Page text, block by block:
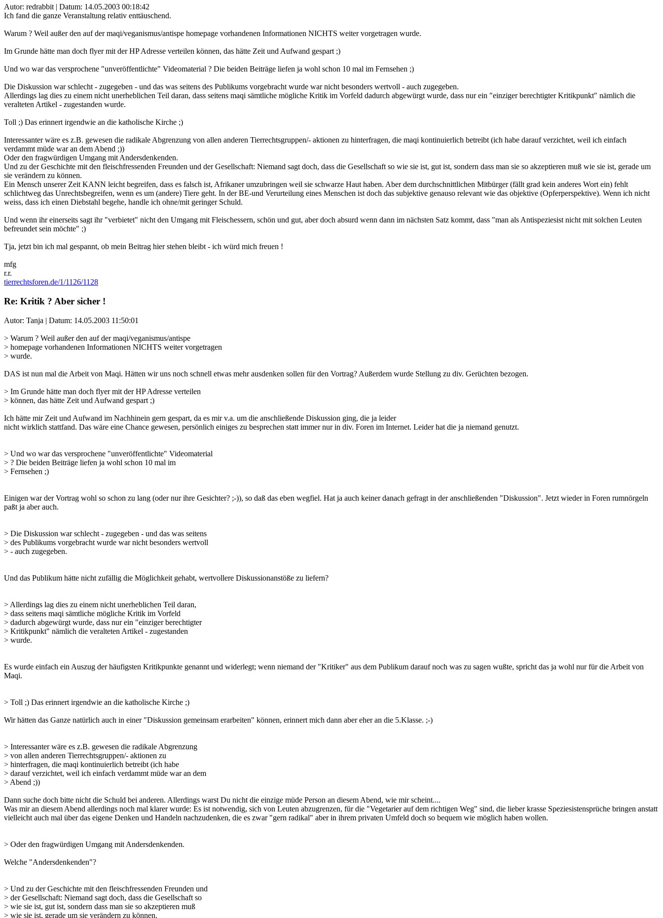
Autor: redrabbit | Datum: 14.05.2003 00:18:42
Ich fand die ganze Veranstaltung relativ enttäuschend.
Warum ? Weil außer den auf der maqi/veganismus/antispe homepage vorhandenen Informationen NICHTS weiter vorgetragen wurde.
Im Grunde hätte man doch flyer mit der HP Adresse verteilen können, das hätte Zeit und Aufwand gespart ;)
Und wo war das versprochene "unveröffentlichte" Videomaterial ? Die beiden Beiträge liefen ja wohl schon 10 mal im Fernsehen ;)
Die Diskussion war schlecht - zugegeben - und das was seitens des Publikums vorgebracht wurde war nicht besonders wertvoll - auch zugegeben.
Allerdings lag dies zu einem nicht unerheblichen Teil daran, dass seitens maqi sämtliche mögliche Kritik im Vorfeld dadurch abgewürgt wurde, dass nur ein "einziger berechtigter Kritikpunkt" nämlich die
veralteten Artikel - zugestanden wurde.
Toll ;) Das erinnert irgendwie an die katholische Kirche ;)
Interessanter wäre es z.B. gewesen die radikale Abgrenzung von allen anderen Tierrechtsgruppen/- aktionen zu hinterfragen, die maqi kontinuierlich betreibt (ich habe darauf verzichtet, weil ich einfach
verdammt müde war an dem Abend ;))
Oder den fragwürdigen Umgang mit Andersdenkenden.
Und zu der Geschichte mit den fleischfressenden Freunden und der Gesellschaft: Niemand sagt doch, dass die Gesellschaft so wie sie ist, gut ist, sondern dass man sie so akzeptieren muß wie sie ist, gerade um
sie verändern zu können.
Ein Mensch unserer Zeit KANN leicht begreifen, dass es falsch ist, Afrikaner umzubringen weil sie schwarze Haut haben. Aber dem durchschnittlichen Mitbürger (fällt grad kein anderes Wort ein) fehlt
schlichtweg das Unrechtsbegreifen, wenn es um (andere) Tiere geht. In der BE-und Verurteilung eines Menschen ist doch das subjektive genauso relevant wie das objektive (Opferperspektive). Wenn ich nicht
weiss, dass ich einen Diebstahl begehe, handle ich ohne/mit geringer Schuld.
Und wenn ihr einerseits sagt ihr "verbietet" nicht den Umgang mit Fleischessern, schön und gut, aber doch absurd wenn dann im nächsten Satz kommt, dass "man als Antispeziesist nicht mit solchen Leuten
befreundet sein möchte" ;)
Tja, jetzt bin ich mal gespannt, ob mein Beitrag hier stehen bleibt - ich würd mich freuen !
mfg
r.r.
tierrechtsforen.de/1/1126/1128
Re: Kritik ? Aber sicher !
Autor: Tanja | Datum: 14.05.2003 11:50:01
> Warum ? Weil außer den auf der maqi/veganismus/antispe
> homepage vorhandenen Informationen NICHTS weiter vorgetragen
> wurde.
DAS ist nun mal die Arbeit von Maqi. Hätten wir uns noch schnell etwas mehr ausdenken sollen für den Vortrag? Außerdem wurde Stellung zu div. Gerüchten bezogen.
> Im Grunde hätte man doch flyer mit der HP Adresse verteilen
> können, das hätte Zeit und Aufwand gespart ;)
Ich hätte mir Zeit und Aufwand im Nachhinein gern gespart, da es mir v.a. um die anschließende Diskussion ging, die ja leider
nicht wirklich stattfand. Das wäre eine Chance gewesen, persönlich einiges zu besprechen statt immer nur in div. Foren im Internet. Leider hat die ja niemand genutzt.
> Und wo war das versprochene "unveröffentlichte" Videomaterial
> ? Die beiden Beiträge liefen ja wohl schon 10 mal im
> Fernsehen ;)
Einigen war der Vortrag wohl so schon zu lang (oder nur ihre Gesichter? ;-)), so daß das eben wegfiel. Hat ja auch keiner danach gefragt in der anschließenden "Diskussion". Jetzt wieder in Foren rumnörgeln
paßt ja aber auch.
> Die Diskussion war schlecht - zugegeben - und das was seitens
> des Publikums vorgebracht wurde war nicht besonders wertvoll
> - auch zugegeben.
Und das Publikum hätte nicht zufällig die Möglichkeit gehabt, wertvollere Diskussionanstöße zu liefern?
> Allerdings lag dies zu einem nicht unerheblichen Teil daran,
> dass seitens maqi sämtliche mögliche Kritik im Vorfeld
> dadurch abgewürgt wurde, dass nur ein "einziger berechtigter
> Kritikpunkt" nämlich die veralteten Artikel - zugestanden
> wurde.
Es wurde einfach ein Auszug der häufigsten Kritikpunkte genannt und widerlegt; wenn niemand der "Kritiker" aus dem Publikum darauf noch was zu sagen wußte, spricht das ja wohl nur für die Arbeit von
Maqi.
> Toll ;) Das erinnert irgendwie an die katholische Kirche ;)
Wir hätten das Ganze natürlich auch in einer "Diskussion gemeinsam erarbeiten" können, erinnert mich dann aber eher an die 5.Klasse. ;-)
> Interessanter wäre es z.B. gewesen die radikale Abgrenzung
> von allen anderen Tierrechtsgruppen/- aktionen zu
> hinterfragen, die maqi kontinuierlich betreibt (ich habe
> darauf verzichtet, weil ich einfach verdammt müde war an dem
> Abend ;))
Dann suche doch bitte nicht die Schuld bei anderen. Allerdings warst Du nicht die einzige müde Person an diesem Abend, wie mir scheint....
Was mir an diesem Abend allerdings noch mal klarer wurde: Es ist notwendig, sich von Leuten abzugrenzen, für die "Vegetarier auf dem richtigen Weg" sind, die lieber krasse Speziesistensprüche bringen anstatt
vielleicht auch mal über das eigene Denken und Handeln nachzudenken, die es zwar "gern radikal" aber in ihrem privaten Umfeld doch so bequem wie möglich haben wollen.
> Oder den fragwürdigen Umgang mit Andersdenkenden.
Welche "Andersdenkenden"?
> Und zu der Geschichte mit den fleischfressenden Freunden und
> der Gesellschaft: Niemand sagt doch, dass die Gesellschaft so
> wie sie ist, gut ist, sondern dass man sie so akzeptieren muß
> wie sie ist, gerade um sie verändern zu können.